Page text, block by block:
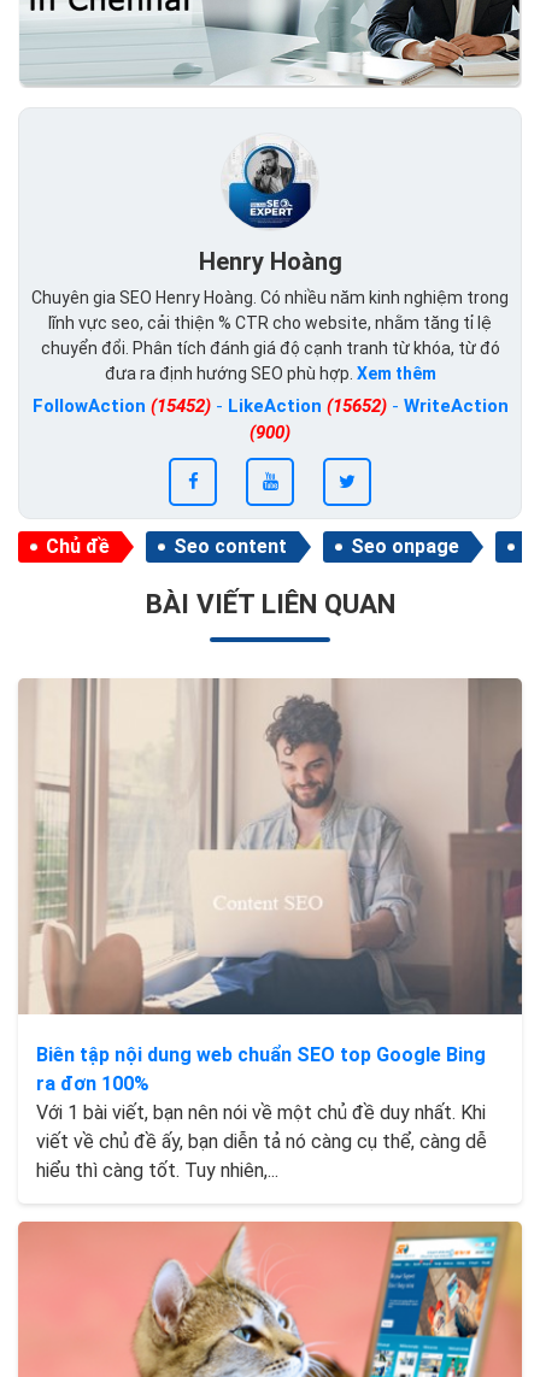
Henry Hoàng
Chuyên gia SEO Henry Hoàng. Có nhiều năm kinh nghiệm trong
lĩnh vực seo, cải thiện % CTR cho website, nhằm tăng tỉ lệ
chuyển đổi. Phân tích đánh giá độ cạnh tranh từ khóa, từ đó
đưa ra định hướng SEO phù hợp. Xem thêm
FollowAction (15452)- LikeAction (15652)- WriteAction
(900)
Chủ đề Seo content Seo onpage
BÀI VIẾT LIÊN QUAN
Biên tập nội dung web chuẩn SEO top Google Bing
ra đơn 100%
Với 1 bài viết, bạn nên nói về một chủ đề duy nhất. Khi
viết về chủ đề ấy, bạn diễn tả nó càng cụ thể, càng dễ
hiểu thì càng tốt. Tuy nhiên,...